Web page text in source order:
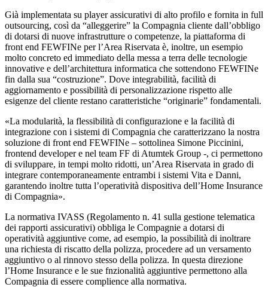
Già implementata su player assicurativi di alto profilo e fornita in full
outsourcing, così da “alleggerire” la Compagnia cliente dall’obbligo
di dotarsi di nuove infrastrutture o competenze, la piattaforma di
front end FEWFINe per l’Area Riservata è, inoltre, un esempio
molto concreto ed immediato della messa a terra delle tecnologie
innovative e dell’architettura informatica che sottendono FEWFINe
fin dalla sua “costruzione”. Dove integrabilità, facilità di
aggiornamento e possibilità di personalizzazione rispetto alle
esigenze del cliente restano caratteristiche “originarie” fondamentali.
«La modularità, la flessibilità di configurazione e la facilità di
integrazione con i sistemi di Compagnia che caratterizzano la nostra
soluzione di front end FEWFINe – sottolinea Simone Piccinini,
frontend developer e nel team FF di Atumtek Group -, ci permettono
di sviluppare, in tempi molto ridotti, un’Area Riservata in grado di
integrare contemporaneamente entrambi i sistemi Vita e Danni,
garantendo inoltre tutta l’operatività dispositiva dell’Home Insurance
di Compagnia».
La normativa IVASS (Regolamento n. 41 sulla gestione telematica
dei rapporti assicurativi) obbliga le Compagnie a dotarsi di
operatività aggiuntive come, ad esempio, la possibilità di inoltrare
una richiesta di riscatto della polizza, procedere ad un versamento
aggiuntivo o al rinnovo stesso della polizza. In questa direzione
l’Home Insurance e le sue fnzionalità aggiuntive permettono alla
Compagnia di essere complience alla normativa.